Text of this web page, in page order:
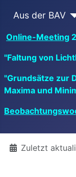
Aus der BAV
Online-Meeting
"Faltung von
"Grundsätze zur
Maxima und
DetailsZuletzt